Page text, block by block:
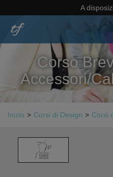
A
Corso
Accessori/
Inizio > Corsi di Design > Corsi